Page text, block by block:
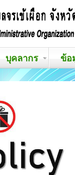
บุคลากร ข้อ